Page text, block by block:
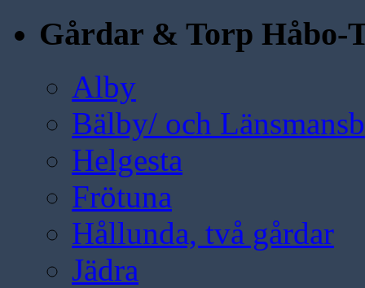
Gårdar & Torp Håbo-
Alby
Bälby/ och
Helgesta
Frötuna
Hållunda, två gårdar
Jädra